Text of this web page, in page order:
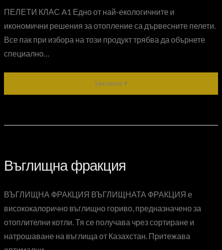
ПЕЛЕТИ КЛАС A1 Едно от най-екологичните и
икономични решения за отопление са дървесните пелети.
Все пак при избора на този продукт трябва да обърнете
специално…
See more
Въглищна фракция
ВЪГЛИЩНА ФРАКЦИЯ ВЪГЛИЩНАТА ФРАКЦИЯ е
висококалорично въглищно гориво, предназначено за
отоплителни котли. Тя се получава чрез сортиране и
натрошаване на въглища от Казахстан. Притежава